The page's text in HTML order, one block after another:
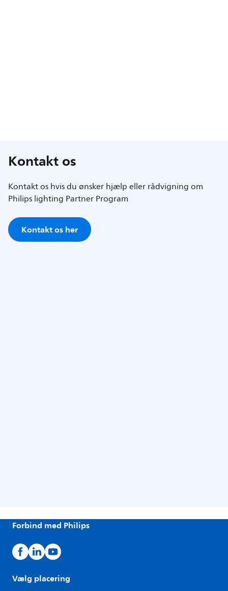
Kontakt os
Kontakt os hvis du ønsker hjælp eller rådvigning om
Philips lighting Partner Program
Kontakt os her
Forbind med Philips
Vælg placering